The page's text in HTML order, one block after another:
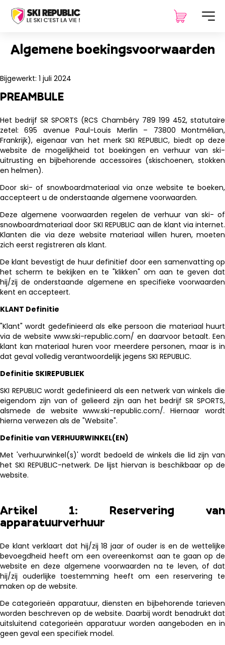
Algemene boekingsvoorwaarden
Bijgewerkt: 1 juli 2024
PREAMBULE
Het bedrijf SR SPORTS (RCS Chambéry 789 199 452, statutaire
zetel: 695 avenue Paul-Louis Merlin – 73800 Montmélian,
Frankrijk), eigenaar van het merk SKI REPUBLIC, biedt op deze
website de mogelijkheid tot boekingen en verhuur van ski-
uitrusting en bijbehorende accessoires (skischoenen, stokken
en helmen).
Door ski- of snowboardmateriaal via onze website te boeken,
accepteert u de onderstaande algemene voorwaarden.
Deze algemene voorwaarden regelen de verhuur van ski- of
snowboardmateriaal door SKI REPUBLIC aan de klant via internet.
Klanten die via deze website materiaal willen huren, moeten
zich eerst registreren als klant.
De klant bevestigt de huur definitief door een samenvatting op
het scherm te bekijken en te "klikken" om aan te geven dat
hij/zij de onderstaande algemene en specifieke voorwaarden
kent en accepteert.
KLANT Definitie
"Klant" wordt gedefinieerd als elke persoon die materiaal huurt
via de website www.ski-republic.com/ en daarvoor betaalt. Een
klant kan materiaal huren voor meerdere personen, maar is in
dat geval volledig verantwoordelijk jegens SKI REPUBLIC.
Definitie SKIREPUBLIEK
SKI REPUBLIC wordt gedefinieerd als een netwerk van winkels die
eigendom zijn van of gelieerd zijn aan het bedrijf SR SPORTS,
alsmede de website www.ski-republic.com/. Hiernaar wordt
hierna verwezen als de "Website".
Definitie van VERHUURWINKEL(EN)
Met 'verhuurwinkel(s)' wordt bedoeld de winkels die lid zijn van
het SKI REPUBLIC-netwerk. De lijst hiervan is beschikbaar op de
website.
Artikel 1: Reservering van
apparatuurverhuur
De klant verklaart dat hij/zij 18 jaar of ouder is en de wettelijke
bevoegdheid heeft om een ​​overeenkomst aan te gaan op de
website en deze algemene voorwaarden na te leven, of dat
hij/zij ouderlijke toestemming heeft om een ​​reservering te
maken op de website.
De categorieën apparatuur, diensten en bijbehorende tarieven
worden beschreven op de website. Daarbij wordt benadrukt dat
uitsluitend categorieën apparatuur worden aangeboden en in
geen geval een specifiek model.